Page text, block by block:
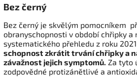
Bez černý
Bez černý je skvělým pomocníkem
obranyschopnosti v období chřipky a
systematického přehledu z roku 2021
schopnost zkrátit trvání chřipky a
závažnost jejich symptomů. Za tyto
zodpovědné protizánětlivé a